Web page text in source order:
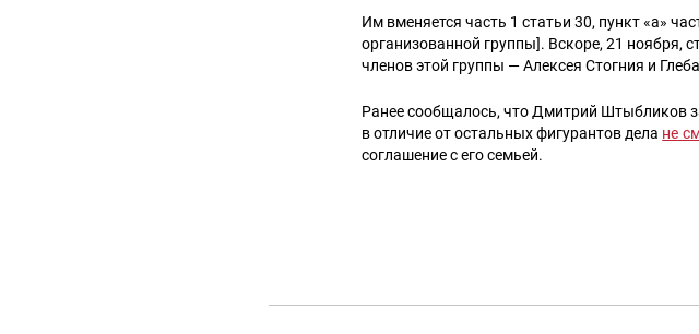
Им вменяется часть 1 статьи 30, пункт «а»
организованной группы]. Вскоре, 21 ноября,
членов этой группы — Алексея Стогния и
Ранее сообщалось, что Дмитрий Штыбликов
в отличие от остальных фигурантов дела не
соглашение с его семьей.